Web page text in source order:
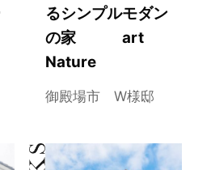
るシンプルモダン
の家 art
Nature
御殿場市 W様邸